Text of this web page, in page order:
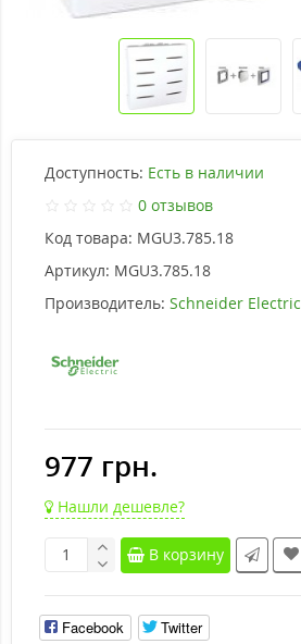
Доступность: Есть в наличии
0 отзывов
Код товара: MGU3.785.18
Артикул: MGU3.785.18
Производитель: Schneider Electric
977 грн.
Нашли дешевле?
В корзину
Facebook Twitter